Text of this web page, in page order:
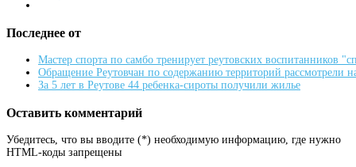
Последнее от
Мастер спорта по самбо тренирует реутовских воспитанников
Обращение Реутовчан по содержанию территорий рассмотрели
За 5 лет в Реутове 44 ребенка-сироты получили жилье
Оставить комментарий
Убедитесь, что вы вводите (*) необходимую информацию, где нужно
HTML-коды запрещены